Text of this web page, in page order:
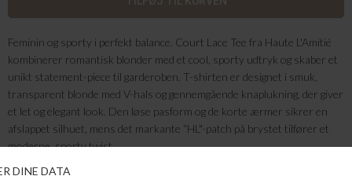
Feminin og sporty i perfekt balance. Court Lace Tee fra Haute L'Amitié
kombinerer romantisk blonder med et cool, sporty udtryk og skaber et
unikt statement-piece til garderoben. T-shirten er designet i smuk,
transparent blonde med V-hals og gennemgående knaplukning, der giver
et let og elegant look. Den løse pasform og de korte ærmer sikrer en
afslappet silhuet, mens det markante “HL"-patch på brystet tilfører et
moderne, sporty twist.